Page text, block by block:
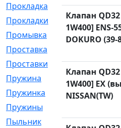
Прокладка
[2726]
Прокладки
[25]
Промывка
[13]
Проставка
Проставки
[38]
Пружина
[23]
Пружинка
[1]
Пружины
Пыльник
[1202]
Клапан QD32
1W400] ENS-
DOKURO (39-
Клапан
1W400] EX
NISSAN(TW)